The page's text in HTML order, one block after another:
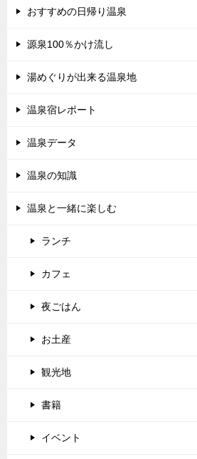
おすすめの日帰り温泉
源泉100％かけ流し
湯めぐりが出来る温泉地
温泉宿レポート
温泉データ
温泉の知識
温泉と一緒に楽しむ
ランチ
カフェ
夜ごはん
お土産
観光地
書籍
イベント